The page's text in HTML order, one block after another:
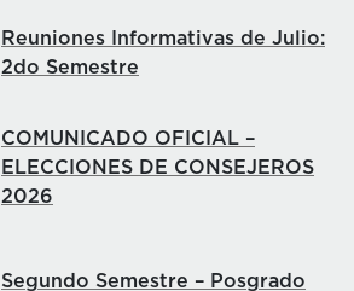
Reuniones Informativas de Julio:
2do Semestre
COMUNICADO OFICIAL –
ELECCIONES DE CONSEJEROS
2026
Segundo Semestre – Posgrado